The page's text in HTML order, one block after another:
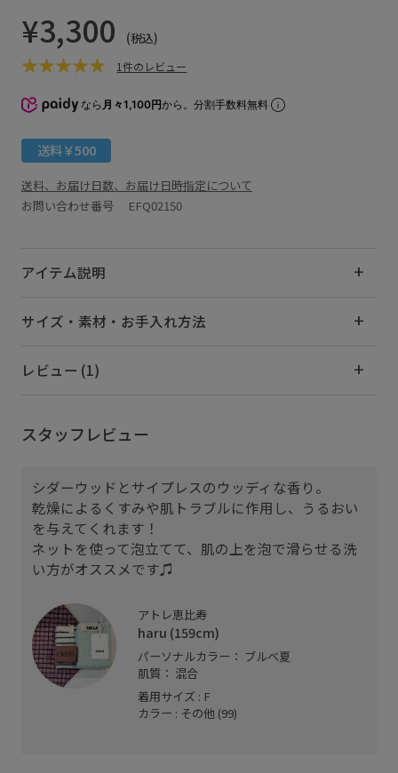
¥3,300 (税込)
1件のレビュー
なら 月々1,100円から。分割手数料無料
送料￥500
送料、お届け日数、お届け日時指定について
お問い合わせ番号 EFQ02150
アイテム説明
サイズ・素材・お手入れ方法
レビュー (1)
スタッフレビュー
シダーウッドとサイプレスのウッディな香り。
乾燥によるくすみや肌トラブルに作用し、うるおい
を与えてくれます！
ネットを使って泡立てて、肌の上を泡で滑らせる洗
い方がオススメです♫
アトレ恵比寿
haru (159cm)
パーソナルカラー： ブルべ夏
肌質： 混合
着用サイズ : F
カラー : その他 (99)